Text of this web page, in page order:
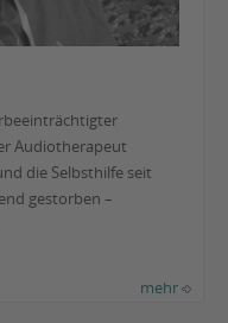
Audiotherapeut
die Selbsthilfe seit
gestorben –
mehr